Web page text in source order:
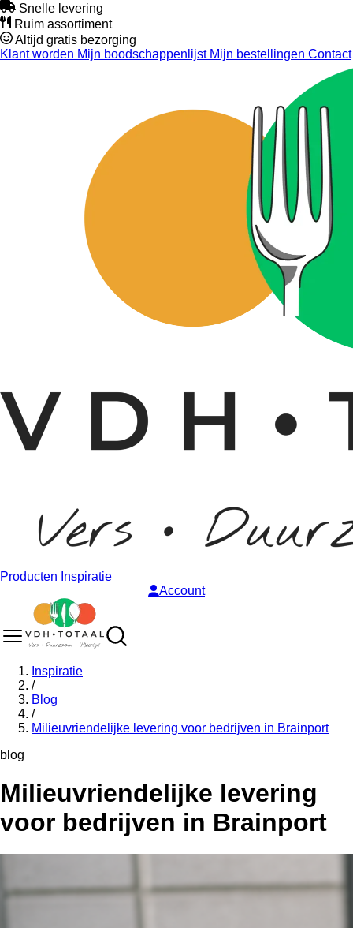
Snelle levering
Ruim assortiment
Altijd gratis bezorging
Klant worden Mijn boodschappenlijstMijn bestellingen Contact
Producten Inspiratie
Account
Inspiratie
/
Blog
/
Milieuvriendelijke levering voor bedrijven in Brainport
blog
Milieuvriendelijke levering
voor bedrijven in Brainport